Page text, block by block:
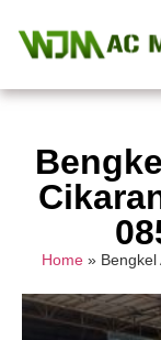
Home»